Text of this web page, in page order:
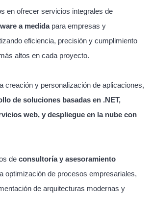
en ofrecer servicios integrales de
a medidapara empresas y
eficiencia, precisión y cumplimiento
altos en cada proyecto.
creación y personalización de aplicaciones,
de soluciones basadas en .NET,
web, y despliegue en la nube con
de consultoría y asesoramiento
optimización de procesos empresariales,
de arquitecturas modernas y